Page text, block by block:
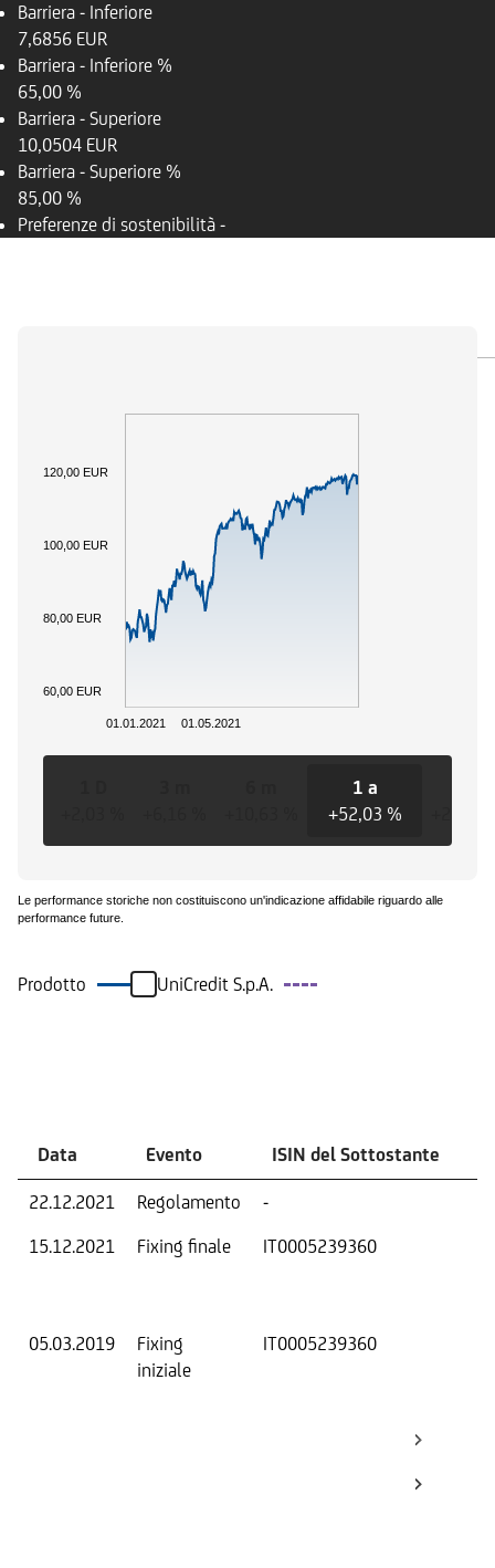
Barriera - Inferiore
7,6856 EUR
Barriera - Inferiore %
65,00 %
Barriera - Superiore
10,0504 EUR
Barriera - Superiore %
85,00 %
Preferenze di sostenibilità -
01.01.2021 01.05.2021
100,00 EUR
60,00 EUR
80,00 EUR
120,00 EUR
1 a
+52,03 %
Le performance storiche non costituiscono un'indicazione affidabile riguardo alle
performance future.
Prodotto UniCredit S.p.A.
Data Evento ISIN del Sottostante
22.12.2021 Regolamento -
15.12.2021
Fixing finale IT0005239360
05.03.2019
Fixing
iniziale
IT0005239360